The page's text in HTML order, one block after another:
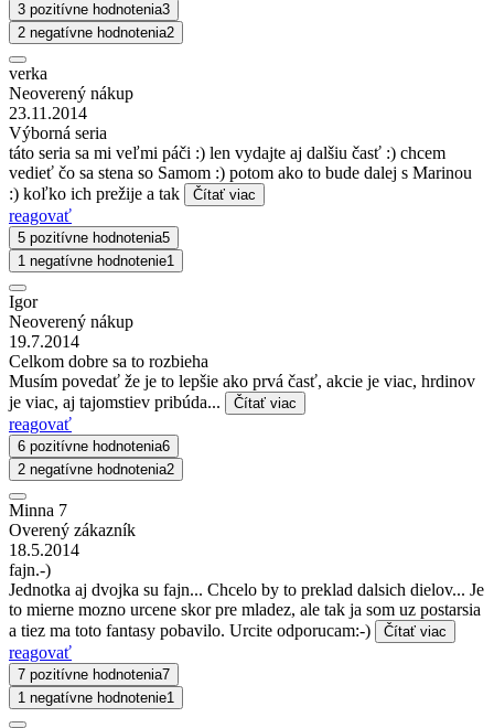
3 pozitívne hodnotenia3
2 negatívne hodnotenia2
verka
Neoverený nákup
23.11.2014
Výborná seria
táto seria sa mi veľmi páči :) len vydajte aj dalšiu časť :) chcem
vedieť čo sa stena so Samom :) potom ako to bude dalej s Marinou
:) koľko ich prežije a tak
Čítať viac
reagovať
5 pozitívne hodnotenia5
1 negatívne hodnotenie1
Igor
Neoverený nákup
19.7.2014
Celkom dobre sa to rozbieha
Musím povedať že je to lepšie ako prvá časť, akcie je viac, hrdinov
je viac, aj tajomstiev pribúda...
Čítať viac
reagovať
6 pozitívne hodnotenia6
2 negatívne hodnotenia2
Minna 7
Overený zákazník
18.5.2014
fajn.-)
Jednotka aj dvojka su fajn... Chcelo by to preklad dalsich dielov... Je
to mierne mozno urcene skor pre mladez, ale tak ja som uz postarsia
a tiez ma toto fantasy pobavilo. Urcite odporucam:-)
Čítať viac
reagovať
7 pozitívne hodnotenia7
1 negatívne hodnotenie1